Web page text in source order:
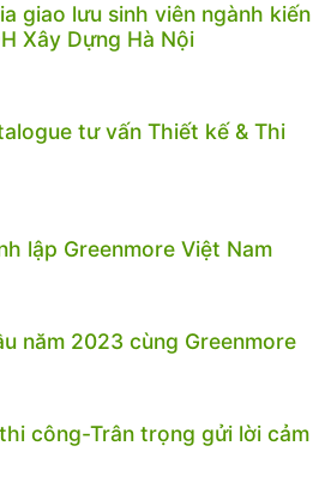
giao lưu sinh viên ngành kiến
Xây Dựng Hà Nội
tư vấn Thiết kế & Thi
lập Greenmore Việt Nam
năm 2023 cùng Greenmore
công-Trân trọng gửi lời cảm